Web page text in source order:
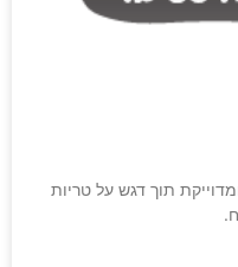
תוך דגש על טריות